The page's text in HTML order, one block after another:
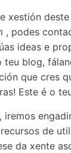
xestión
, podes
ideas e
teu blog,
que cres
Este é o
iremos
de
da xente